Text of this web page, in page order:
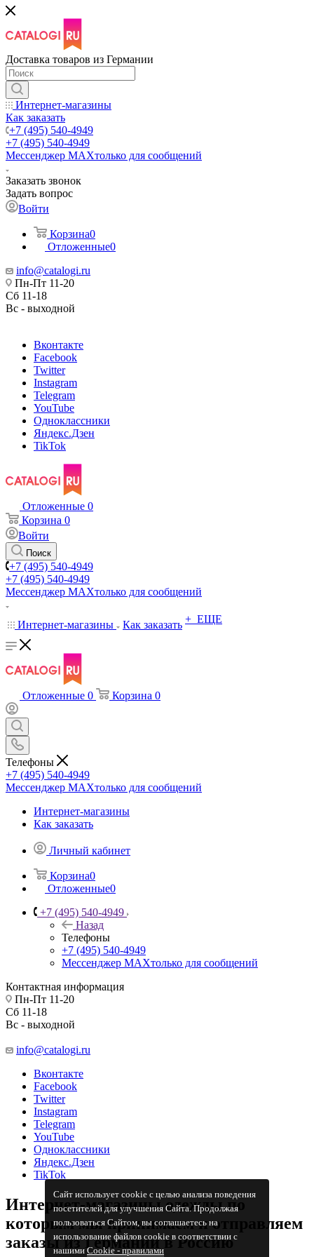
Сайт использует cookie с целью анализа поведения
посетителей для улучшения Сайта. Продолжая
пользоваться Сайтом, вы соглашаетесь на
использование файлов cookie в соответствии с
нашимиCookiе - правилами
Доставка товаров из Германии
Интернет-магазины
Как заказать
+7 (495) 540-4949
+7 (495) 540-4949
Мессенджер МАХтолько для сообщений
Заказать звонок
Задать вопрос
Войти
Корзина0
Отложенные0
info@catalogi.ru
Пн-Пт 11-20
Сб 11-18
Вс - выходной
Вконтакте
Facebook
Twitter
Instagram
Telegram
YouTube
Одноклассники
Яндекс.Дзен
TikTok
Отложенные 0
Корзина 0
Войти
Поиск
+7 (495) 540-4949
+7 (495) 540-4949
Мессенджер МАХтолько для сообщений
Интернет-магазины Как заказать + ЕЩЕ
Отложенные 0 Корзина 0
Телефоны
+7 (495) 540-4949
Мессенджер МАХтолько для сообщений
Интернет-магазины
Как заказать
Личный кабинет
Корзина0
Отложенные0
+7 (495) 540-4949
Назад
Телефоны
+7 (495) 540-4949
Мессенджер МАХтолько для сообщений
Контактная информация
Пн-Пт 11-20
Сб 11-18
Вс - выходной
info@catalogi.ru
Вконтакте
Facebook
Twitter
Instagram
Telegram
YouTube
Одноклассники
Яндекс.Дзен
TikTok
Интернет-магазины одежды по
которым мы принимаем и отправляем
заказы из Германии в Россию